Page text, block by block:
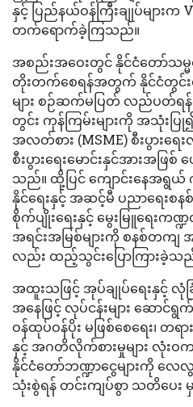
နှင့် ပြည်နယ်ဝန်ကြီးချုပ်များက
တက်ရောက်ခဲ့ကြသည်။
အစည်းအဝေးတွင် နိုင်ငံတော်သမ္မ
တိုးတက်စေရန်အတွက် နိုင်ငံတွင်း
များ စဉ်ဆက်မပြတ် လည်ပတ်ရ
တွင်း ကုန်ကြမ်းများကို အသုံးပြု
အလတ်စား (MSME) စီးပွားရ
စီးပွားရေးမောင်းနှင်အားအဖြ
သည်။ ထို့ပြင် ကျောင်းနေအရွယ်
နိုင်ရေးနှင့် အဆင့်မီ ပညာရေးစ
စိုက်ပျိုးရေးနှင့် မွေးမြူရေးကဏ္
အရင်းအမြစ်များကို စနစ်တက
လည်း ထည့်သွင်းပြောကြားခဲ့သ
အထူးသဖြင့် အုပ်ချုပ်ရေးနှင့် လုံခ
အနေဖြင့် လုပ်ငန်းများ ဆော
ဝန်ထုပ်ဝန်ပိုး မဖြစ်စေရေး၊ တရ
နှင့် အဂတိလိုက်စားမှုများ လုံးဝက
နိုင်ငံတော်ဘဏ္ဍာငွေများကို လ
သုံးစွဲရန် တင်းကျပ်စွာ သတိပေး